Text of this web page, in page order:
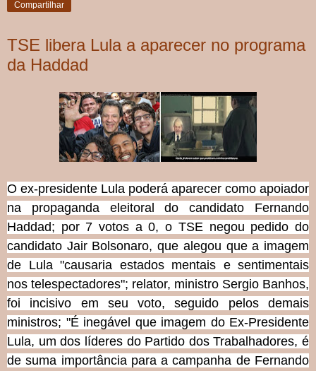
Compartilhar
TSE libera Lula a aparecer no programa
da Haddad
O ex-presidente Lula poderá aparecer como apoiador
na propaganda eleitoral do candidato Fernando
Haddad; por 7 votos a 0, o TSE negou pedido do
candidato Jair Bolsonaro, que alegou que a imagem
de Lula "causaria estados mentais e sentimentais
nos telespectadores"; relator, ministro Sergio Banhos,
foi incisivo em seu voto, seguido pelos demais
ministros; "É inegável que imagem do Ex-Presidente
Lula, um dos líderes do Partido dos Trabalhadores, é
de suma importância para a campanha de Fernando